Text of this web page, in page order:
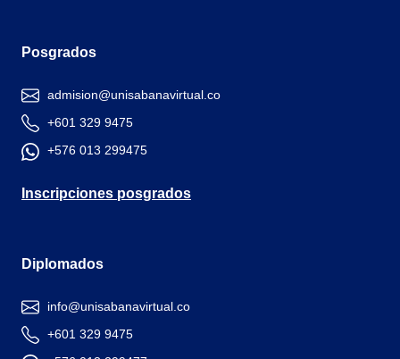
Posgrados
admision@unisabanavirtual.co
+601 329 9475
+576 013 299475
Inscripciones posgrados
Diplomados
info@unisabanavirtual.co
+601 329 9475